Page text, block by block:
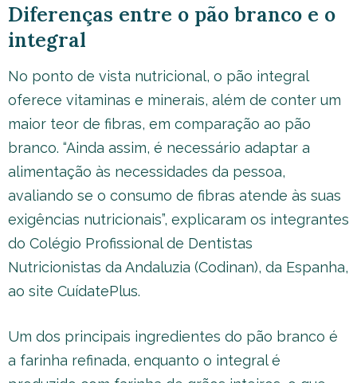
Diferenças entre o pão branco e o
integral
No ponto de vista nutricional, o pão integral
oferece vitaminas e minerais, além de conter um
maior teor de fibras, em comparação ao pão
branco. “Ainda assim, é necessário adaptar a
alimentação às necessidades da pessoa,
avaliando se o consumo de fibras atende às suas
exigências nutricionais”, explicaram os integrantes
do Colégio Profissional de Dentistas
Nutricionistas da Andaluzia (Codinan), da Espanha,
ao site CuídatePlus.
Um dos principais ingredientes do pão branco é
a farinha refinada, enquanto o integral é